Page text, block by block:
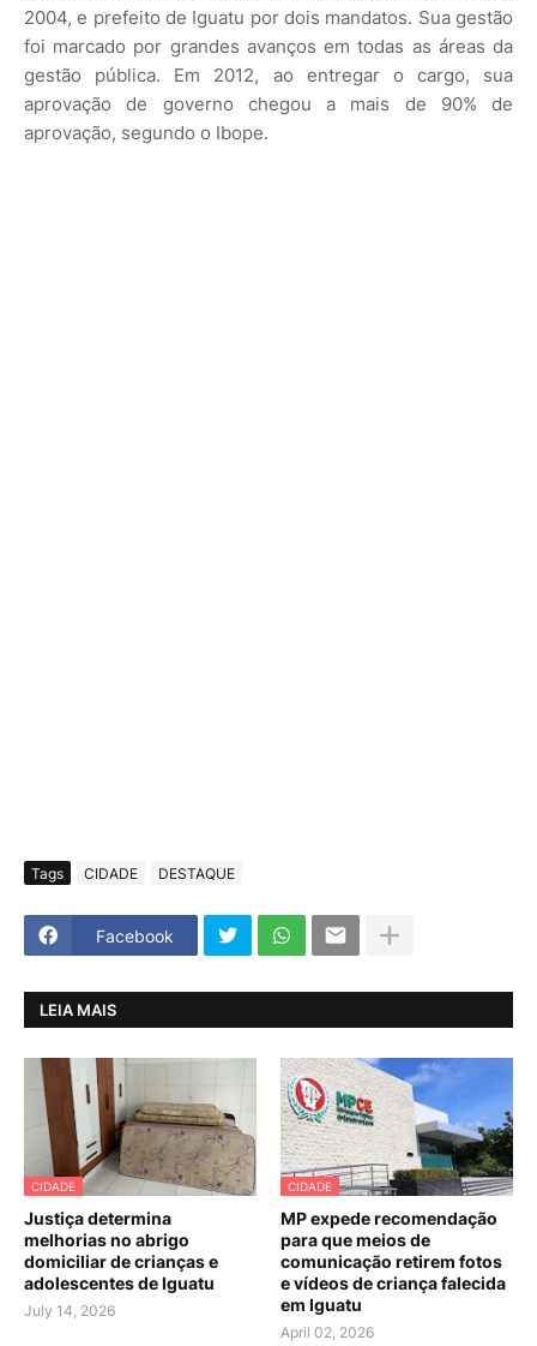
2004, e prefeito de Iguatu por dois mandatos. Sua gestão
foi marcado por grandes avanços em todas as áreas da
gestão pública. Em 2012, ao entregar o cargo, sua
aprovação de governo chegou a mais de 90% de
aprovação, segundo o Ibope.
Tags CIDADE DESTAQUE
Facebook
LEIA MAIS
CIDADE
Justiça determina
melhorias no abrigo
domiciliar de crianças e
adolescentes de Iguatu
July 14, 2026
CIDADE
MP expede recomendação
para que meios de
comunicação retirem fotos
e vídeos de criança falecida
em Iguatu
April 02, 2026